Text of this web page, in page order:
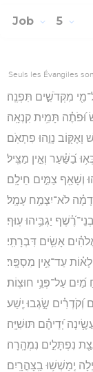
Job 5
Seuls les Évangiles
מִקְּדֹשִׁ֣ים תִּפְנֶֽה׃
וּ֝פֹתֶ֗ה תָּמִ֥ית קִנְאָֽה׃
וָאֶקּ֖וֹב נָוֵ֣הוּ פִתְאֹֽם׃
בַ֝שַּׁ֗עַר וְאֵ֣ין מַצִּֽיל׃
וְשָׁאַ֖ף צַמִּ֣ים חֵילָֽם׃
לֹא־יִצְמַ֥ח עָמָֽל׃
יַגְבִּ֥יהוּ עֽוּף׃
אָשִׂ֥ים דִּבְרָתִֽי׃
עַד־אֵ֥ין מִסְפָּֽר׃
עַל־פְּנֵ֥י חוּצֽוֹת׃
שָׂ֣גְבוּ יֶֽשַׁע׃
יְ֝דֵיהֶ֗ם תּוּשִׁיָּֽה׃
נִפְתָּלִ֣ים נִמְהָֽרָה׃
יְֽמַשְׁשׁ֥וּ בַֽצָּהֳרָֽיִם׃